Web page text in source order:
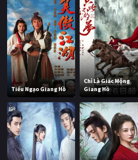
Tiếu Ngạo Giang Hồ
Chỉ Là Giấc Mộng
Giang Hồ